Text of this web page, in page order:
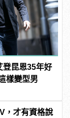
登昆恩35年好
樣變型男
，才有資格說